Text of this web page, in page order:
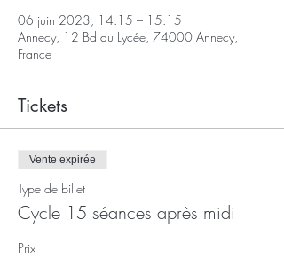
06 juin 2023, 14:15 – 15:15
Annecy, 12 Bd du Lycée, 74000 Annecy,
France
Tickets
Vente expirée
Type de billet
Cycle 15 séances après midi
Prix